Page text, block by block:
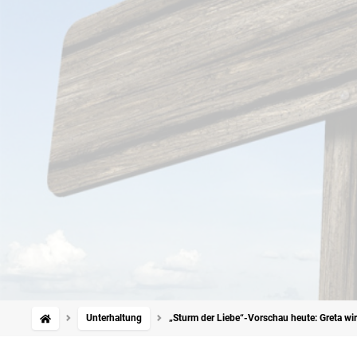
Unterhaltung „Sturm der Liebe“-Vorschau heute: Greta